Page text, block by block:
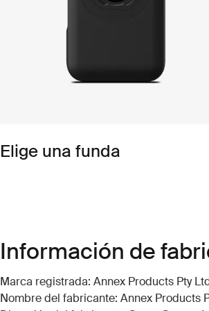
Elige una funda
Información de
Marca registrada: Annex Products Pty
Nombre del fabricante: Annex Products